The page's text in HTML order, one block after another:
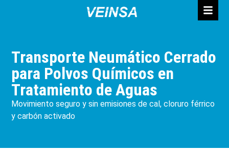
Transporte Neumático Cerrado
para Polvos Químicos en
Tratamiento de Aguas
Movimiento seguro y sin emisiones de cal, cloruro férrico
y carbón activado